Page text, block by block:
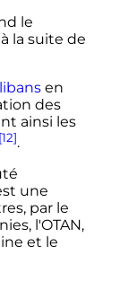
le
la suite de
en
des
ainsi les
[12].
une
par le
l'OTAN,
et le